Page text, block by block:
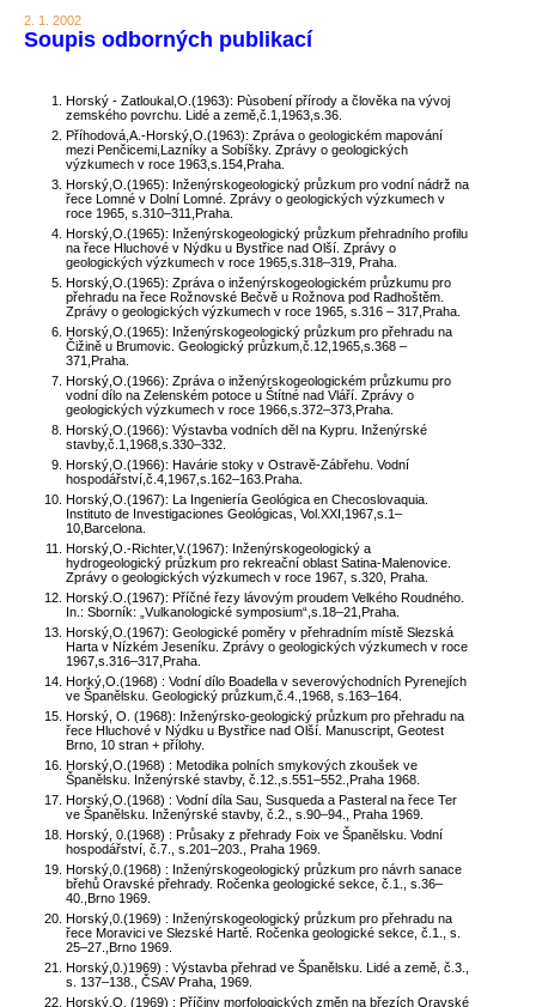
2. 1. 2002
Soupis odborných publikací
Horský - Zatloukal,O.(1963): Pùsobení přírody a člověka na vývoj
zemského povrchu. Lidé a země,č.1,1963,s.36.
Příhodová,A.-Horský,O.(1963): Zpráva o geologickém mapování
mezi Penčicemi,Lazníky a Sobíšky. Zprávy o geologických
výzkumech v roce 1963,s.154,Praha.
Horský,O.(1965): Inženýrskogeologický průzkum pro vodní nádrž na
řece Lomné v Dolní Lomné. Zprávy o geologických výzkumech v
roce 1965, s.310–311,Praha.
Horský,O.(1965): Inženýrskogeologický průzkum přehradního profilu
na řece Hluchové v Nýdku u Bystřice nad Olší. Zprávy o
geologických výzkumech v roce 1965,s.318–319, Praha.
Horský,O.(1965): Zpráva o inženýrskogeologickém průzkumu pro
přehradu na řece Rožnovské Bečvě u Rožnova pod Radhoštěm.
Zprávy o geologických výzkumech v roce 1965, s.316 – 317,Praha.
Horský,O.(1965): Inženýrskogeologický průzkum pro přehradu na
Čižině u Brumovic. Geologický průzkum,č.12,1965,s.368 –
371,Praha.
Horský,O.(1966): Zpráva o inženýrskogeologickém průzkumu pro
vodní dílo na Zelenském potoce u Štítné nad Vláří. Zprávy o
geologických výzkumech v roce 1966,s.372–373,Praha.
Horský,O.(1966): Výstavba vodních děl na Kypru. Inženýrské
stavby,č.1,1968,s.330–332.
Horský,O.(1966): Havárie stoky v Ostravě-Zábřehu. Vodní
hospodářství,č.4,1967,s.162–163.Praha.
Horský,O.(1967): La Ingeniería Geológica en Checoslovaquia.
Instituto de Investigaciones Geológicas, Vol.XXI,1967,s.1–
10,Barcelona.
Horský,O.-Richter,V.(1967): Inženýrskogeologický a
hydrogeologický průzkum pro rekreační oblast Satina-Malenovice.
Zprávy o geologických výzkumech v roce 1967, s.320, Praha.
Horský.O.(1967): Příčné řezy lávovým proudem Velkého Roudného.
In.: Sborník: „Vulkanologické symposium“,s.18–21,Praha.
Horský,O.(1967): Geologické poměry v přehradním místě Slezská
Harta v Nízkém Jeseníku. Zprávy o geologických výzkumech v roce
1967,s.316–317,Praha.
Horký,O.(1968) : Vodní dílo Boadella v severovýchodních Pyrenejích
ve Španělsku. Geologický průzkum,č.4.,1968, s.163–164.
Horský, O. (1968): Inženýrsko-geologický průzkum pro přehradu na
řece Hluchové v Nýdku u Bystřice nad Olší. Manuscript, Geotest
Brno, 10 stran + přílohy.
Horský,O.(1968) : Metodika polních smykových zkoušek ve
Španělsku. Inženýrské stavby, č.12.,s.551–552.,Praha 1968.
Horský,O.(1968) : Vodní díla Sau, Susqueda a Pasteral na řece Ter
ve Španělsku. Inženýrské stavby, č.2., s.90–94., Praha 1969.
Horský, 0.(1968) : Průsaky z přehrady Foix ve Španělsku. Vodní
hospodářství, č.7., s.201–203., Praha 1969.
Horský,0.(1968) : Inženýrskogeologický průzkum pro návrh sanace
břehů Oravské přehrady. Ročenka geologické sekce, č.1., s.36–
40.,Brno 1969.
Horský,0.(1969) : Inženýrskogeologický průzkum pro přehradu na
řece Moravici ve Slezské Hartě. Ročenka geologické sekce, č.1., s.
25–27.,Brno 1969.
Horský,0.)1969) : Výstavba přehrad ve Španělsku. Lidé a země, č.3.,
s. 137–138., ČSAV Praha, 1969.
Horský,O. (1969) : Příčiny morfologických změn na březích Oravské